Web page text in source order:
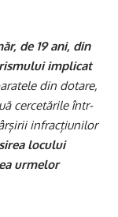
de 19 ani, din
implicat
din dotare,
cercetările într-
infracțiunilor
locului
urmelor